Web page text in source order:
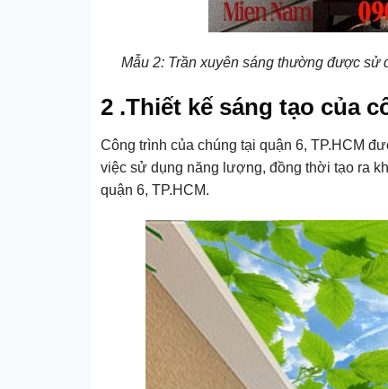
Mẫu 2: Trần xuyên sáng thường được sử
2 .Thiết kế sáng tạo của
Công trình của chúng tại quận 6, TP.HCM
việc sử dụng năng lượng, đồng thời tạo ra
quận 6, TP.HCM.